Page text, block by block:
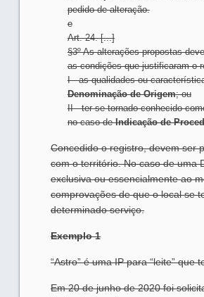
pedido de alteração.
e
Art. 24. [...]
§3º As alterações propostas
as condições que justificaram o
I - as qualidades ou
Denominação de Origem; ou
II - ter se tornado conhecido
no caso deIndicação de
Concedido o registro, devem ser
com o território. No caso de uma
exclusiva ou essencialmente ao
comprovações de que o local se
determinado serviço.
Exemplo 1
“Astro” é uma IP para “leite”
Em 20 de junho de 2020 foi